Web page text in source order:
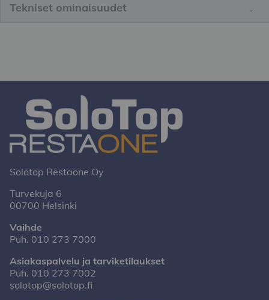
Tekniset ominaisuudet
Solotop Restaone Oy
Turvekuja 6
00700 Helsinki
Vaihde
Puh. 010 273 7000
Asiakaspalvelu ja tarviketilaukset
Puh. 010 273 7002
solotop@solotop.fi